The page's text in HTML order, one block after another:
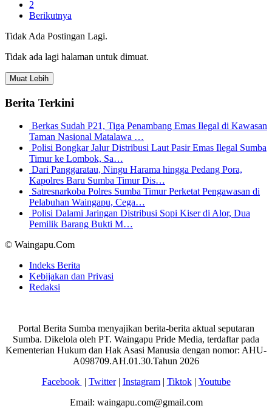
2
Berikutnya
Tidak Ada Postingan Lagi.
Tidak ada lagi halaman untuk dimuat.
Muat Lebih
Berita Terkini
Berkas Sudah P21, Tiga Penambang Emas Ilegal di Kawasan
Taman Nasional Matalawa …
Polisi Bongkar Jalur Distribusi Laut Pasir Emas Ilegal Sumba
Timur ke Lombok, Sa…
Dari Panggaratau, Ningu Harama hingga Pedang Pora,
Kapolres Baru Sumba Timur Dis…
Satresnarkoba Polres Sumba Timur Perketat Pengawasan di
Pelabuhan Waingapu, Cega…
Polisi Dalami Jaringan Distribusi Sopi Kiser di Alor, Dua
Pemilik Barang Bukti M…
© Waingapu.Com
Indeks Berita
Kebijakan dan Privasi
Redaksi
Portal Berita Sumba menyajikan berita-berita aktual seputaran
Sumba. Dikelola oleh PT. Waingapu Pride Media, terdaftar pada
Kementerian Hukum dan Hak Asasi Manusia dengan nomor: AHU-
A098709.AH.01.30.Tahun 2026
Facebook | Twitter| Instagram| Tiktok| Youtube
Email: waingapu.com@gmail.com